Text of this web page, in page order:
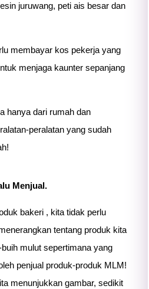
juruwang, peti ais besar dan
membayar kos pekerja yang
menjaga kaunter sepanjang
hanya dari rumah dan
peralatan yang sudah
Menjual.
bakeri , kita tidak perlu
tentang produk kita
mulut sepertimana yang
penjual produk-produk MLM!
menunjukkan gambar, sedikit